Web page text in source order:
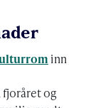
inn
og